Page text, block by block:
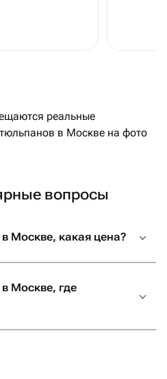
реальные
в Москве на фото
вопросы
Москве, какая цена?
Москве, где